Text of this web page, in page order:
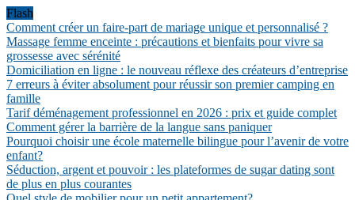
Flash
Comment créer un faire-part de mariage unique et personnalisé ?
Massage femme enceinte : précautions et bienfaits pour vivre sa
grossesse avec sérénité
Domiciliation en ligne : le nouveau réflexe des créateurs d’entreprise
7 erreurs à éviter absolument pour réussir son premier camping en
famille
Tarif déménagement professionnel en 2026 : prix et guide complet
Comment gérer la barrière de la langue sans paniquer
Pourquoi choisir une école maternelle bilingue pour l’avenir de votre
enfant?
Séduction, argent et pouvoir : les plateformes de sugar dating sont
de plus en plus courantes